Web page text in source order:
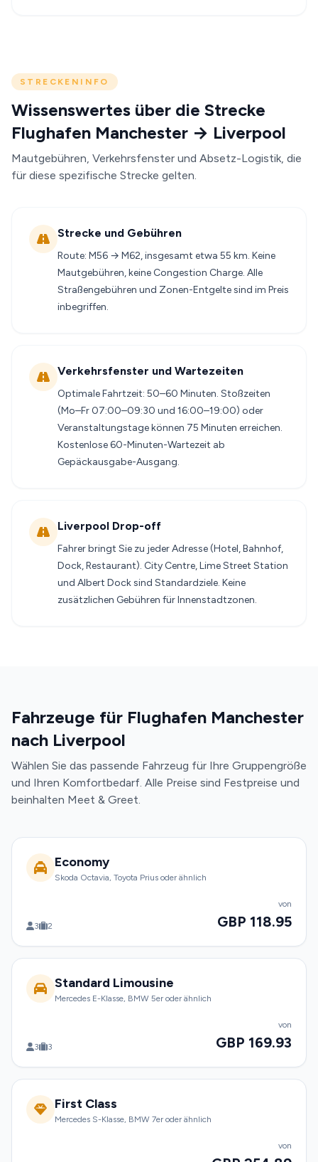
STRECKENINFO
Wissenswertes über die Strecke
Flughafen Manchester → Liverpool
Mautgebühren, Verkehrsfenster und Absetz-Logistik, die
für diese spezifische Strecke gelten.
Strecke und Gebühren
Route: M56 → M62, insgesamt etwa 55 km. Keine
Mautgebühren, keine Congestion Charge. Alle
Straßengebühren und Zonen-Entgelte sind im Preis
inbegriffen.
Verkehrsfenster und Wartezeiten
Optimale Fahrtzeit: 50–60 Minuten. Stoßzeiten
(Mo–Fr 07:00–09:30 und 16:00–19:00) oder
Veranstaltungstage können 75 Minuten erreichen.
Kostenlose 60-Minuten-Wartezeit ab
Gepäckausgabe-Ausgang.
Liverpool Drop-off
Fahrer bringt Sie zu jeder Adresse (Hotel, Bahnhof,
Dock, Restaurant). City Centre, Lime Street Station
und Albert Dock sind Standardziele. Keine
zusätzlichen Gebühren für Innenstadtzonen.
Fahrzeuge für Flughafen Manchester
nach Liverpool
Wählen Sie das passende Fahrzeug für Ihre Gruppengröße
und Ihren Komfortbedarf. Alle Preise sind Festpreise und
beinhalten Meet & Greet.
Economy
Skoda Octavia, Toyota Prius oder ähnlich
3 2
von
GBP 118.95
Standard Limousine
Mercedes E-Klasse, BMW 5er oder ähnlich
3 3
von
GBP 169.93
First Class
Mercedes S-Klasse, BMW 7er oder ähnlich
von